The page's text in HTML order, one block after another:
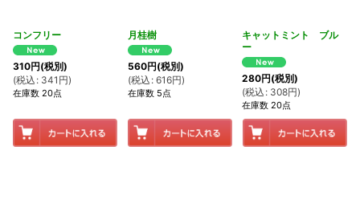
コンフリー
310円(税別)
(税込 : 341 円)
在庫数 20点
月桂樹
560円(税別)
(税込 : 616円)
在庫数 5点
キャットミント ブル
ー
280円(税別)
(税込 : 308円)
在庫数 20点